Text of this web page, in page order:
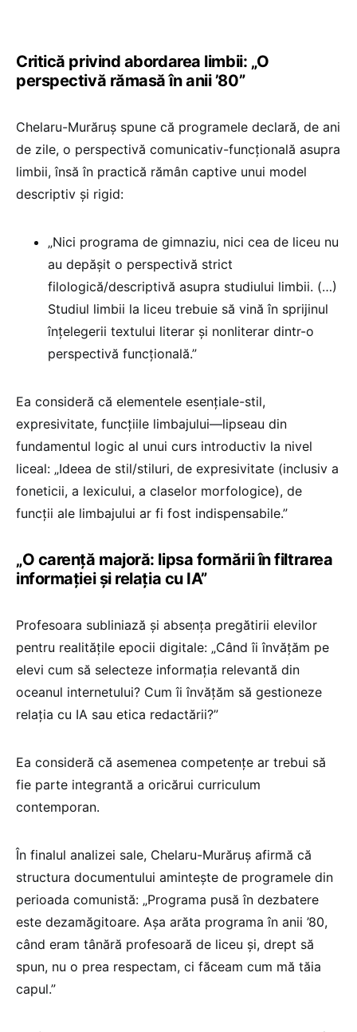
Critică privind abordarea limbii: „O
perspectivă rămasă în anii ’80”
Chelaru-Murăruș spune că programele declară, de ani
de zile, o perspectivă comunicativ-funcțională asupra
limbii, însă în practică rămân captive unui model
descriptiv și rigid:
„Nici programa de gimnaziu, nici cea de liceu nu
au depășit o perspectivă strict
filologică/descriptivă asupra studiului limbii. (…)
Studiul limbii la liceu trebuie să vină în sprijinul
înțelegerii textului literar și nonliterar dintr-o
perspectivă funcțională.”
Ea consideră că elementele esențiale-stil,
expresivitate, funcțiile limbajului—lipseau din
fundamentul logic al unui curs introductiv la nivel
liceal: „Ideea de stil/stiluri, de expresivitate (inclusiv a
foneticii, a lexicului, a claselor morfologice), de
funcții ale limbajului ar fi fost indispensabile.”
„O carență majoră: lipsa formării în filtrarea
informației și relația cu IA”
Profesoara subliniază și absența pregătirii elevilor
pentru realitățile epocii digitale: „Când îi învățăm pe
elevi cum să selecteze informația relevantă din
oceanul internetului? Cum îi învățăm să gestioneze
relația cu IA sau etica redactării?”
Ea consideră că asemenea competențe ar trebui să
fie parte integrantă a oricărui curriculum
contemporan.
În finalul analizei sale, Chelaru-Murăruș afirmă că
structura documentului amintește de programele din
perioada comunistă: „Programa pusă în dezbatere
este dezamăgitoare. Așa arăta programa în anii ’80,
când eram tânără profesoară de liceu și, drept să
spun, nu o prea respectam, ci făceam cum mă tăia
capul.”